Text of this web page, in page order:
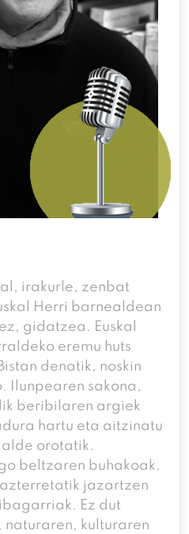
irakurle, zenbat
Herri barnealdean
gidatzea. Euskal
eremu huts
denatik, noskin
Ilunpearen sakona,
beribilaren argiek
hartu eta aitzinatu
orotatik.
beltzaren buhakoak.
jazartzen
Ez dut
naturaren, kulturaren